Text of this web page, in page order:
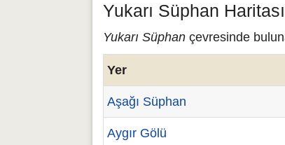
Yukarı Süphan
Yukarı Süphan çevresinde
Yer
Aşağı Süphan
Aygır Gölü